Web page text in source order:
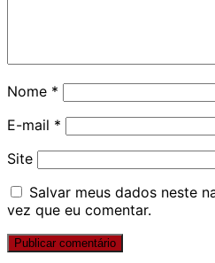
Nome *
E-mail *
Site
Salvar meus dados neste
vez que eu comentar.